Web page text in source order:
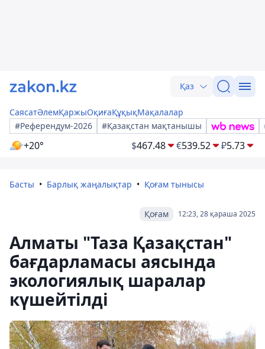
Қаз
СаясатӘлемҚаржыОқиғаҚұқықМақалалар
#Референдум-2026
#Қазақстан мақтанышы
+20° $467.48 €539.52 ₽5.73
Басты Барлық жаңалықтар Қоғам тынысы
12:23, 28 қараша 2025
Қоғам
Алматы "Таза Қазақстан"
бағдарламасы аясында
экологиялық шаралар
күшейтілді